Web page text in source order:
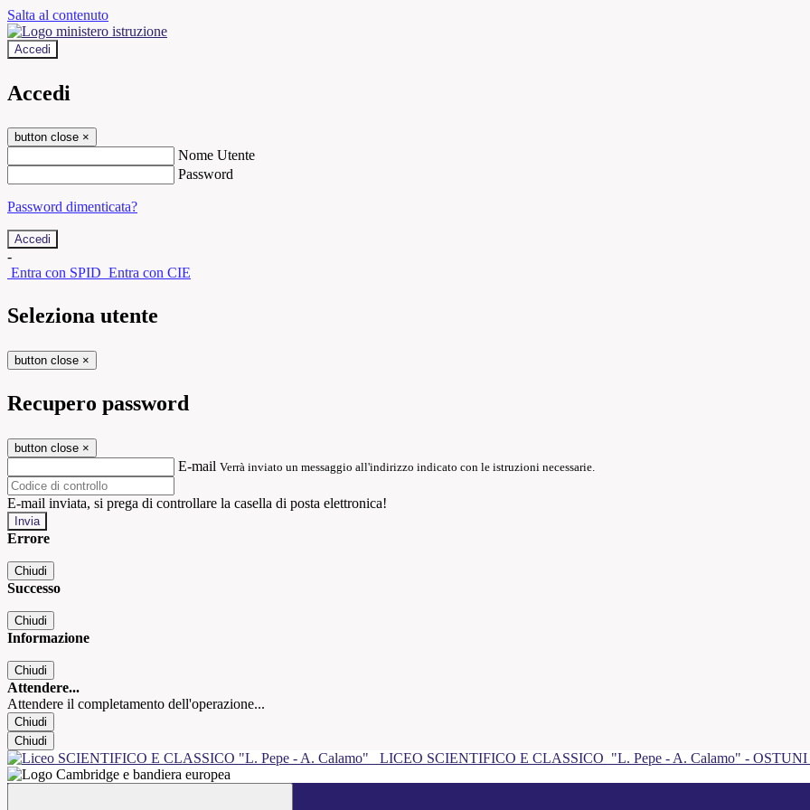
Salta al contenuto
Accedi
Accedi
button close ×
Nome Utente
Password
Password dimenticata?
-
Entra con SPID Entra con CIE
Seleziona utente
button close ×
Recupero password
button close ×
E-mail Verrà inviato un messaggio all'indirizzo indicato con le istruzioni necessarie.
E-mail inviata, si prega di controllare la casella di posta elettronica!
Errore
Chiudi
Successo
Chiudi
Informazione
Chiudi
Attendere...
Attendere il completamento dell'operazione...
Chiudi
Chiudi
LICEO SCIENTIFICO E CLASSICO "L. Pepe - A. Calamo" - OSTUNI